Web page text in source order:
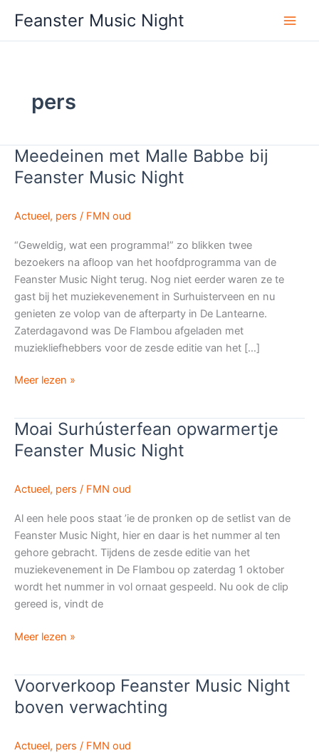
naar
de
Feanster Music Night
pers
Meedeinen met Malle Babbe bij
Feanster Music Night
Actueel, pers / FMN oud
“Geweldig, wat een programma!” zo blikken twee
bezoekers na afloop van het hoofdprogramma van de
Feanster Music Night terug. Nog niet eerder waren ze te
gast bij het muziekevenement in Surhuisterveen en nu
genieten ze volop van de afterparty in De Lantearne.
Zaterdagavond was De Flambou afgeladen met
muziekliefhebbers voor de zesde editie van het […]
Meedeinen
Babbe
bij
Music
Meer lezen »
Moai Surhústerfean opwarmertje
Feanster Music Night
Actueel, pers / FMN oud
Al een hele poos staat ’ie de pronken op de setlist van de
Feanster Music Night, hier en daar is het nummer al ten
gehore gebracht. Tijdens de zesde editie van het
muziekevenement in De Flambou op zaterdag 1 oktober
wordt het nummer in vol ornaat gespeeld. Nu ook de clip
gereed is, vindt de
Moai
Feanster
Music
Meer lezen »
Voorverkoop Feanster Music Night
boven verwachting
Actueel, pers / FMN oud